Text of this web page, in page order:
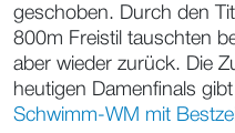
geschoben. Durch den
800m Freistil tauschten
aber wieder zurück. Die
heutigen Damenfinals
Schwimm-WM mit